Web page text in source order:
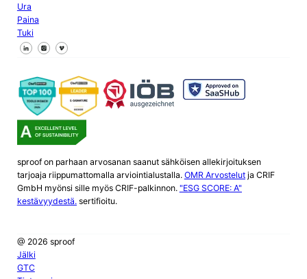
Ura
Paina
Tuki
Seuraa meitä Facebookissa
Seuraa meitä X
Seuraa meitä LinkedInissä
sproof on parhaan arvosanan saanut sähköisen allekirjoituksen
tarjoaja riippumattomalla arviointialustalla. OMR Arvostelutja CRIF
GmbH myönsi sille myös CRIF-palkinnon. "ESG SCORE: A"
kestävyydestä.sertifioitu.
@ 2026 sproof
Jälki
GTC